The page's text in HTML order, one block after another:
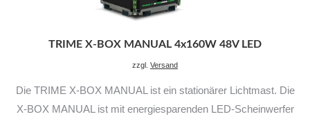
TRIME X-BOX MANUAL 4x160W 48V LED
zzgl. Versand
Die TRIME X-BOX MANUAL ist ein stationärer Lichtmast. Die
X-BOX MANUAL ist mit energiesparenden LED-Scheinwerfer